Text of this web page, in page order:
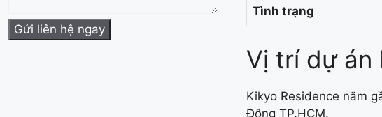
Tình trạng
Vị trí dự án
Kikyo Residence nằm
Đông TP.HCM.